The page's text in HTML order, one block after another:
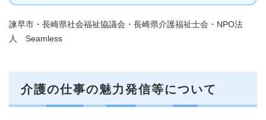
諫早市・長崎県社会福祉協議会・長崎県介護福祉士会・NPO法
人 Seamless
介護の仕事の魅力発信等について